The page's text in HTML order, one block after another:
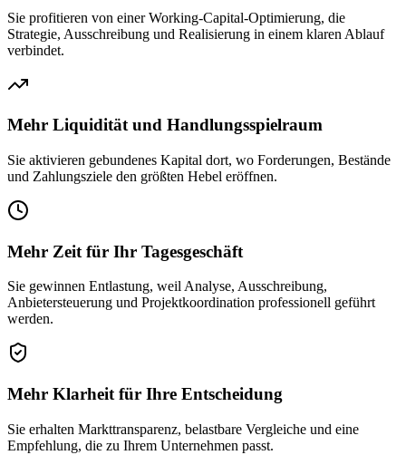
Sie profitieren von einer Working-Capital-Optimierung, die
Strategie, Ausschreibung und Realisierung in einem klaren Ablauf
verbindet.
Mehr Liquidität und Handlungsspielraum
Sie aktivieren gebundenes Kapital dort, wo Forderungen, Bestände
und Zahlungsziele den größten Hebel eröffnen.
Mehr Zeit für Ihr Tagesgeschäft
Sie gewinnen Entlastung, weil Analyse, Ausschreibung,
Anbietersteuerung und Projektkoordination professionell geführt
werden.
Mehr Klarheit für Ihre Entscheidung
Sie erhalten Markttransparenz, belastbare Vergleiche und eine
Empfehlung, die zu Ihrem Unternehmen passt.